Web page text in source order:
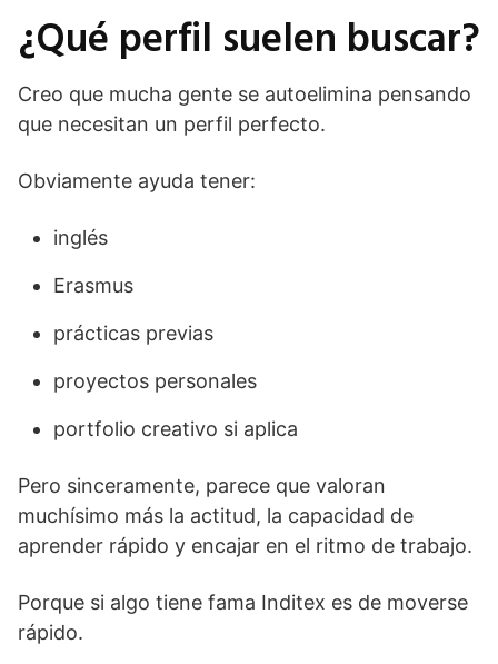
¿Qué perfil suelen buscar?
Creo que mucha gente se autoelimina pensando
que necesitan un perfil perfecto.
Obviamente ayuda tener:
inglés
Erasmus
prácticas previas
proyectos personales
portfolio creativo si aplica
Pero sinceramente, parece que valoran
muchísimo más la actitud, la capacidad de
aprender rápido y encajar en el ritmo de trabajo.
Porque si algo tiene fama Inditex es de moverse
rápido.